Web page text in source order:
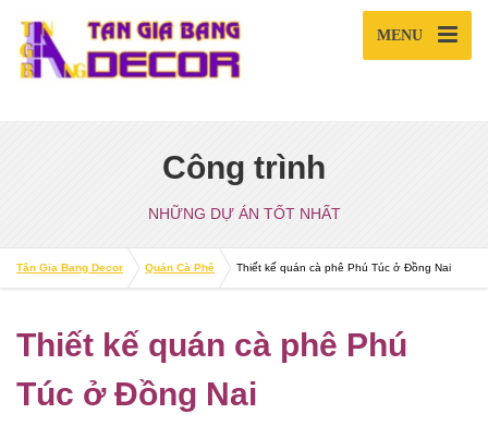
MENU
Công trình
NHỮNG DỰ ÁN TỐT NHẤT
Tân Gia Bang Decor Quán Cà Phê Thiết kế quán cà phê Phú Túc ở Đồng Nai
Thiết kế quán cà phê Phú
Túc ở Đồng Nai